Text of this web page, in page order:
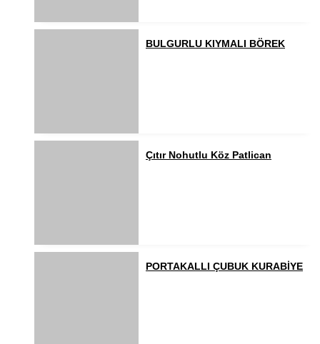
BULGURLU KIYMALI BÖREK
Çıtır Nohutlu Köz Patlican
PORTAKALLI ÇUBUK KURABİYE